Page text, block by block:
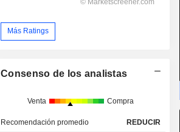
Más Ratings
Consenso de los analistas
Venta Compra
Recomendación promedio REDUCIR